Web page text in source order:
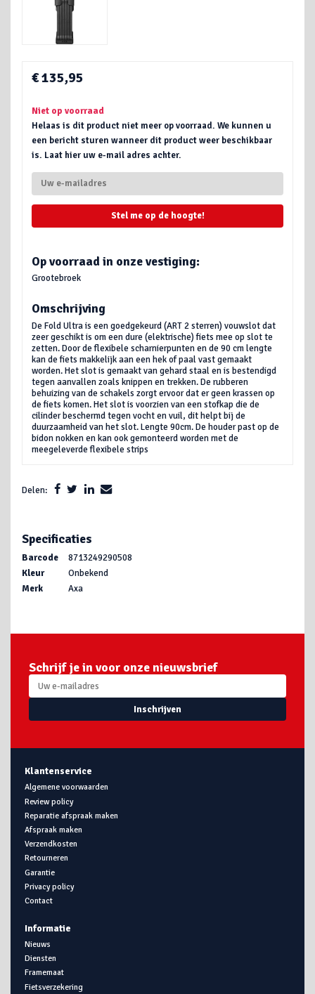
€ 135,95
Niet op voorraad
Helaas is dit product niet meer op voorraad. We kunnen u
een bericht sturen wanneer dit product weer beschikbaar
is. Laat hier uw e-mail adres achter.
Stel me op de hoogte!
Op voorraad in onze vestiging:
Grootebroek
Omschrijving
De Fold Ultra is een goedgekeurd (ART 2 sterren) vouwslot dat
zeer geschikt is om een dure (elektrische) fiets mee op slot te
zetten. Door de flexibele scharnierpunten en de 90 cm lengte
kan de fiets makkelijk aan een hek of paal vast gemaakt
worden. Het slot is gemaakt van gehard staal en is bestendigd
tegen aanvallen zoals knippen en trekken. De rubberen
behuizing van de schakels zorgt ervoor dat er geen krassen op
de fiets komen. Het slot is voorzien van een stofkap die de
cilinder beschermd tegen vocht en vuil, dit helpt bij de
duurzaamheid van het slot. Lengte 90cm. De houder past op de
bidon nokken en kan ook gemonteerd worden met de
meegeleverde flexibele strips
Delen:
Specificaties
Barcode
8713249290508
Kleur
Onbekend
Merk
Axa
Schrijf je in voor onze nieuwsbrief
Inschrijven
Klantenservice
Algemene voorwaarden
Review policy
Reparatie afspraak maken
Afspraak maken
Verzendkosten
Retourneren
Garantie
Privacy policy
Contact
Informatie
Nieuws
Diensten
Framemaat
Fietsverzekering